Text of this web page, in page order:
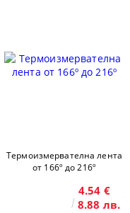
Термоизмервателна лента
от 166º до 216º
4.54 €
8.88 лв.